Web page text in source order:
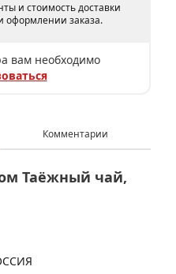
и стоимость доставки
оформлении заказа.
вам необходимо
Комментарии
Таёжный чай,